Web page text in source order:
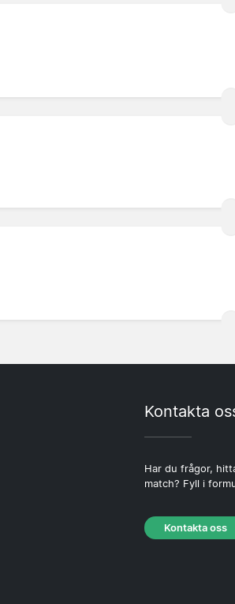
Kontakta
Har du frågor,
match? Fyll i
Kontakta oss